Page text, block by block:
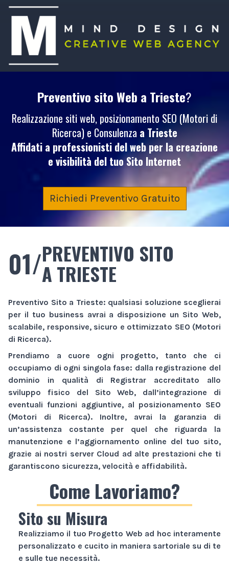
Preventivo sito Web a Trieste?
Realizzazione siti web, posizionamento SEO (Motori di
Ricerca) e Consulenza a Trieste
Affidati a professionisti del web per la creazione
e visibilità del tuoSito Internet
Richiedi Preventivo Gratuito
01/PREVENTIVO SITO
A TRIESTE
Preventivo Sito a Trieste: qualsiasi soluzione sceglierai
per il tuo business avrai a disposizione un Sito Web,
scalabile, responsive, sicuro e ottimizzato SEO (Motori
di Ricerca).
Prendiamo a cuore ogni progetto, tanto che ci
occupiamo di ogni singola fase: dalla registrazione del
dominio in qualità di Registrar accreditato allo
sviluppo fisico del Sito Web, dall’integrazione di
eventuali funzioni aggiuntive, al posizionamento SEO
(Motori di Ricerca). Inoltre, avrai la garanzia di
un’assistenza costante per quel che riguarda la
manutenzione e l’aggiornamento online del tuo sito,
grazie ai nostri server Cloud ad alte prestazioni che ti
garantiscono sicurezza, velocità e affidabilità.
Come Lavoriamo?
Sito su Misura
Realizziamo il tuo Progetto Web ad hoc interamente
personalizzato e cucito in maniera sartoriale su di te
e sulle tue necessità.